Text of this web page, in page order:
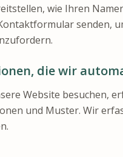
wie Ihren
senden,
die wir
Website besuchen,
und Muster. Wir